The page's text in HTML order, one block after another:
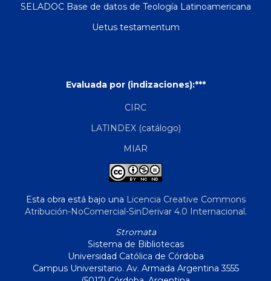
SELADOC Base de datos de Teología Latinoamericana
Uetus testamentum
Evaluada por (indizaciones):***
CIRC
LATINDEX (catálogo)
MIAR
Esta obra está bajo una Licencia Creative Commons
Atribución-NoComercial-SinDerivar 4.0 Internacional.
Stromata
Sistema de Bibliotecas
Universidad Católica de Córdoba
Campus Universitario. Av. Armada Argentina 3555